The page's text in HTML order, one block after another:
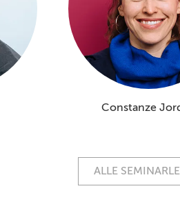
Constanze
ALLE